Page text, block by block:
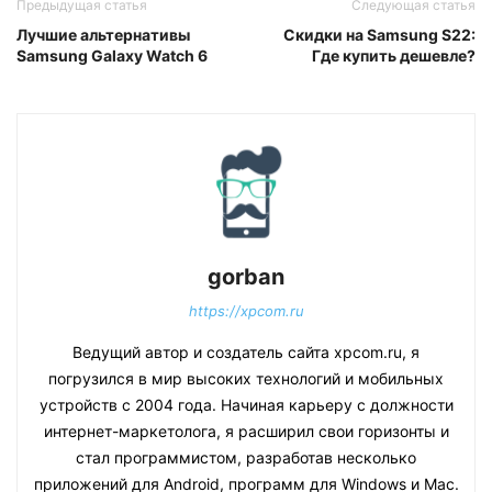
Предыдущая статья
Лучшие альтернативы
Samsung Galaxy Watch 6
Следующая статья
Скидки на Samsung S22:
Где купить дешевле?
gorban
https://xpcom.ru
Ведущий автор и создатель сайта xpcom.ru, я
погрузился в мир высоких технологий и мобильных
устройств с 2004 года. Начиная карьеру с должности
интернет-маркетолога, я расширил свои горизонты и
стал программистом, разработав несколько
приложений для Android, программ для Windows и Mac.